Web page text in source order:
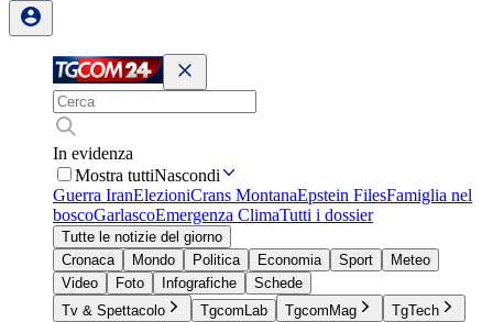
In evidenza
Mostra tuttiNascondi
Guerra IranElezioniCrans MontanaEpstein FilesFamiglia nel
boscoGarlascoEmergenza ClimaTutti i dossier
Tutte le notizie del giorno
Cronaca
Mondo Politica Economia Sport
Meteo
Video
Foto Infografiche
Schede
Tv & Spettacolo
TgcomLab TgcomMag
TgTech